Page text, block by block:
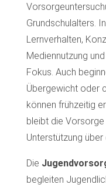
Grundschulalters.
Lernverhalten,
Mediennutzung
Fokus. Auch
Übergewicht oder
können frühzeitig
bleibt die
Unterstützung über
Die
begleiten